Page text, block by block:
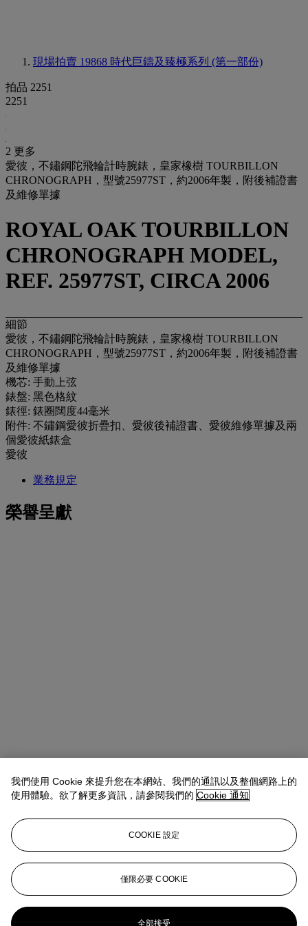
現場拍賣 19868 時代巨鑄及臻極系列 (第一部份)
拍品 2251
2251
2 更多
愛彼，不鏽鋼陀飛輪計時腕錶，皇家橡樹 TOURBILLON
CHRONOGRAPH，型號25977ST，約2006年製，附後補證書
及維修單據
ROYAL OAK TOURBILLON
CHRONOGRAPH MODEL,
REF. 25977ST, CIRCA 2006
細節
愛彼，不鏽鋼陀飛輪計時腕錶，皇家橡樹 TOURBILLON
CHRONOGRAPH，型號25977ST，約2006年製，附後補證書
及維修單據
機芯: 手動上弦
錶盤: 黑色格紋
錶徑: 錶圈闊度44毫米
附件: 不鏽鋼愛彼折疊扣、愛彼後補證書、愛彼維修單據及兩
個愛彼紙錶盒
愛彼
業務規定
榮譽呈獻
Alexandre BiglerSVP, Head of Watches, Asia Pacific
abigler@christies.com+852 2978 6759
更多來自時代巨鑄及臻極系列 (第一部
份)
我們使用 Cookie 來提升您在本網站、我們的通訊以及整個網路上的
使用體驗。欲了解更多資訊，請參閱我們的 Cookie 通知
COOKIE 設定
僅限必要 COOKIE
全部接受